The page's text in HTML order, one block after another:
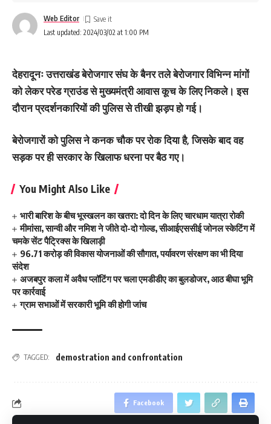
Last updated: 2024/03/02 at 1:00 PM
Web Editor
देहरादूनः उत्तराखंड बेरोजगार संघ के बैनर तले बेरोजगार विभिन्न मांगों
को लेकर परेड ग्राउंड से मुख्यमंत्री आवास कूच के लिए निकले। इस
दौरान प्रदर्शनकारियों की पुलिस से तीखी झड़प हो गई।
बेरोजगारों को पुलिस ने कनक चौक पर रोक दिया है, जिसके बाद वह
सड़क पर ही सरकार के खिलाफ धरना पर बैठ गए।
You Might Also Like
भारी बारिश के बीच भूस्खलन का खतरा: दो दिन के लिए चारधाम यात्रा रोकी
मीमांसा, सान्वी और नमिश ने जीते दो-दो गोल्ड, सीआईएससीई जोनल स्केटिंग में
चमके सेंट पैट्रिक्स के खिलाड़ी
96.71 करोड़ की विकास योजनाओं की सौगात, पर्यावरण संरक्षण का भी दिया
संदेश
अजबपुर कला में अवैध प्लॉटिंग पर चला एमडीडीए का बुलडोजर, आठ बीघा भूमि
पर कार्रवाई
ग्राम सभाओं में सरकारी भूमि की होगी जांच
TAGGED: demostration and confrontation
Facebook